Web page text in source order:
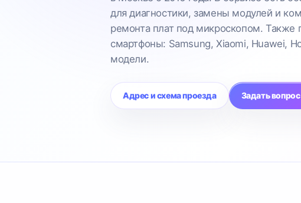
для диагностики, замены модулей и
ремонта плат под микроскопом.
смартфоны: Samsung, Xiaomi, Huawei,
модели.
Адрес и схема проезда Задать